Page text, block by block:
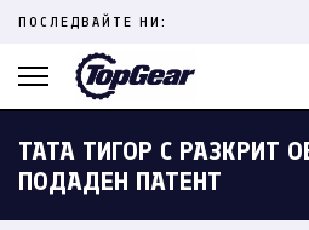
Skip
content
ПОСЛЕДВАЙТЕ НИ:
ТАТА ТИГОР С РАЗКРИТ
ПОДАДЕН ПАТЕНТ